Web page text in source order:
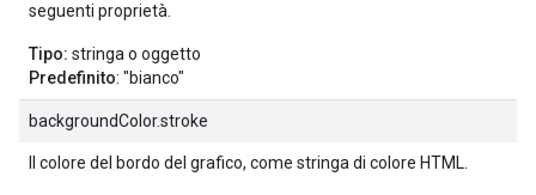
seguenti proprietà.
Tipo: stringa o oggetto
Predefinito: "bianco"
backgroundColor.stroke
Il colore del bordo del grafico, come stringa di colore HTML.